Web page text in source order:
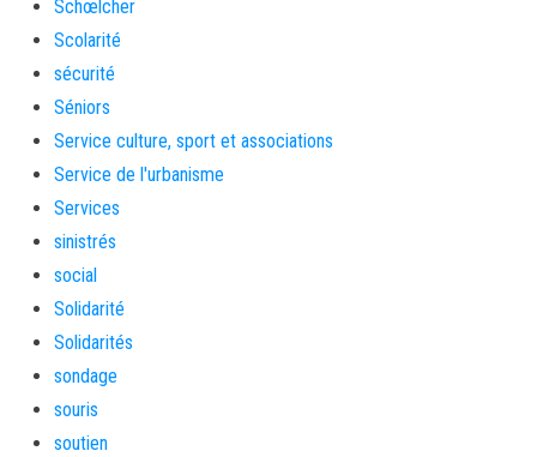
Schœlcher
Scolarité
sécurité
Séniors
Service culture, sport et associations
Service de l'urbanisme
Services
sinistrés
social
Solidarité
Solidarités
sondage
souris
soutien